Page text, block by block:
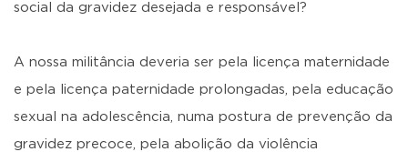
social da gravidez desejada e responsável?
A nossa militância deveria ser pela licença maternidade
e pela licença paternidade prolongadas, pela educação
sexual na adolescência, numa postura de prevenção da
gravidez precoce, pela abolição da violência